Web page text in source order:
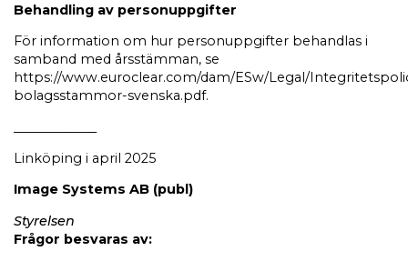
Behandling av personuppgifter
För information om hur personuppgifter behandlas i
samband med årsstämman, se
https://www.euroclear.com/dam/ESw/Legal/
bolagsstammor-svenska.pdf.
Linköping i april 2025
Image Systems AB (publ)
Styrelsen
Frågor besvaras av: